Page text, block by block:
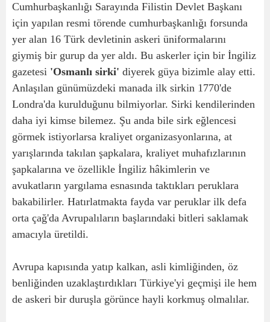
Cumhurbaşkanlığı Sarayında Filistin Devlet Başkanı
için yapılan resmi törende cumhurbaşkanlığı forsunda
yer alan 16 Türk devletinin askeri üniformalarını
giymiş bir gurup da yer aldı. Bu askerler için bir İngiliz
gazetesi 'Osmanlı sirki' diyerek güya bizimle alay etti.
Anlaşılan günümüzdeki manada ilk sirkin 1770'de
Londra'da kurulduğunu bilmiyorlar. Sirki kendilerinden
daha iyi kimse bilemez. Şu anda bile sirk eğlencesi
görmek istiyorlarsa kraliyet organizasyonlarına, at
yarışlarında takılan şapkalara, kraliyet muhafızlarının
şapkalarına ve özellikle İngiliz hâkimlerin ve
avukatların yargılama esnasında taktıkları peruklara
bakabilirler. Hatırlatmakta fayda var peruklar ilk defa
orta çağ'da Avrupalıların başlarındaki bitleri saklamak
amacıyla üretildi.
Avrupa kapısında yatıp kalkan, asli kimliğinden, öz
benliğinden uzaklaştırdıkları Türkiye'yi geçmişi ile hem
de askeri bir duruşla görünce hayli korkmuş olmalılar.